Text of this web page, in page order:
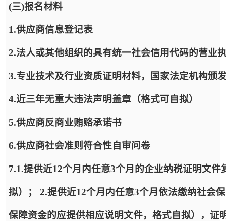
(三)报名材料
1.供应商信息登记表
2.法人或其他组织的具有统一社会信用代码的营业
3.专业技术及行业资质证明材料，国家法定机构颁
4.近三年无重大违法声明盖章（格式可自拟）
5.供应商反商业贿赂承诺书
6.供应商社会准则符合性自审问卷
7.1.提供近12个月内任意3个月的企业纳税证明文
拟）； 2.提供近12个月内任意3个月依法缴纳社会
保障资金的应提供相应说明文件，格式自拟），